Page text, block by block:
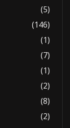
(5)
(146)
(1)
(7)
(1)
(2)
(8)
(2)